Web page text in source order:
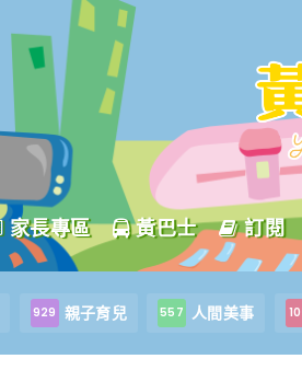
家長專區 黃巴士 訂閱
929 親子育兒 557 人間美事